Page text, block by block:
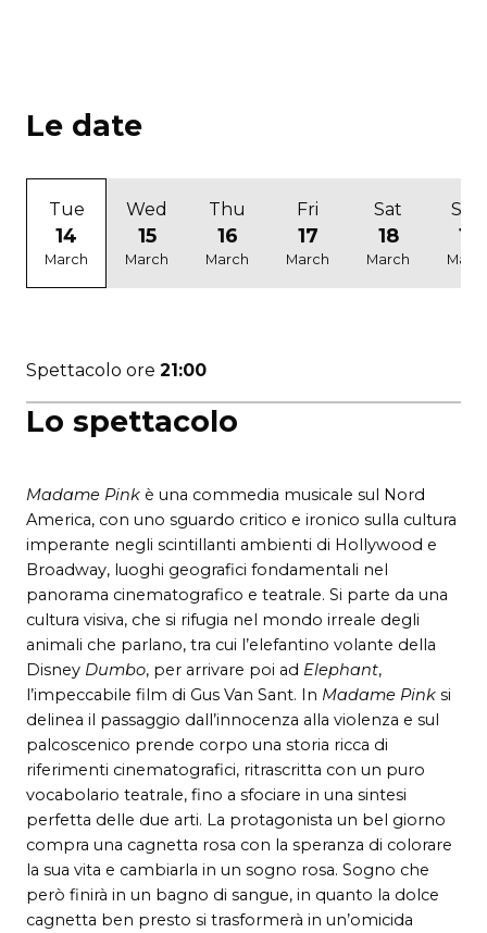
Lo spettacolo
Madame Pink è una commedia musicale sul Nord
America, con uno sguardo critico e ironico sulla cultura
imperante negli scintillanti ambienti di Hollywood e
Broadway, luoghi geografici fondamentali nel
panorama cinematografico e teatrale. Si parte da una
cultura visiva, che si rifugia nel mondo irreale degli
animali che parlano, tra cui l’elefantino volante della
Disney Dumbo, per arrivare poi ad Elephant,
l’impeccabile film di Gus Van Sant. In Madame Pink si
delinea il passaggio dall’innocenza alla violenza e sul
palcoscenico prende corpo una storia ricca di
riferimenti cinematografici, ritrascritta con un puro
vocabolario teatrale, fino a sfociare in una sintesi
perfetta delle due arti. La protagonista un bel giorno
compra una cagnetta rosa con la speranza di colorare
la sua vita e cambiarla in un sogno rosa. Sogno che
però finirà in un bagno di sangue, in quanto la dolce
cagnetta ben presto si trasformerà in un’omicida
Le date
Tue
14
March
Wed
15
March
Thu
16
March
Fri
17
March
Sat
18
March
Sun
19
Spettacolo ore 21:00